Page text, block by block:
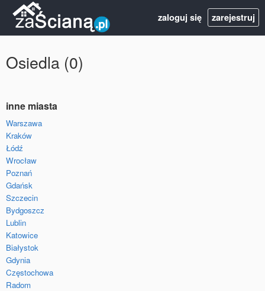
zaloguj się zarejestruj
Osiedla (0)
inne miasta
Warszawa
Kraków
Łódź
Wrocław
Poznań
Gdańsk
Szczecin
Bydgoszcz
Lublin
Katowice
Białystok
Gdynia
Częstochowa
Radom